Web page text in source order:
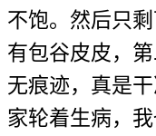
不饱。然后只
有包谷皮皮，
无痕迹，真是
家轮着生病，